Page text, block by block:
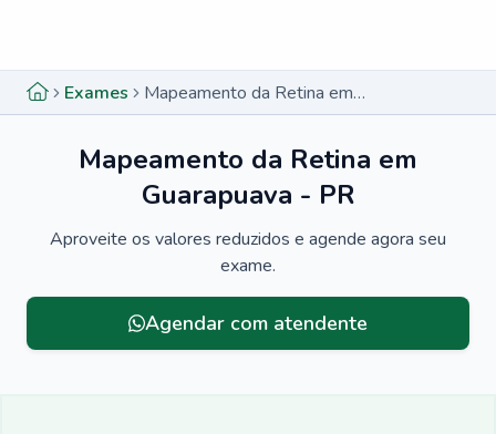
Exames Mapeamento da Retina em Guarapuava - PR
Mapeamento da Retina em
Guarapuava - PR
Aproveite os valores reduzidos e agende agora seu
exame.
Agendar com atendente
Menu lateral